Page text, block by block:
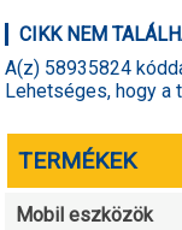
CIKK NEM
A(z) 58935824
Lehetséges, hogy a
TERMÉKEK
Mobil eszközök